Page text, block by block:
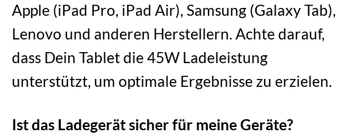
Apple (iPad Pro, iPad Air), Samsung (Galaxy Tab),
Lenovo und anderen Herstellern. Achte darauf,
dass Dein Tablet die 45W Ladeleistung
unterstützt, um optimale Ergebnisse zu erzielen.
Ist das Ladegerät sicher für meine Geräte?